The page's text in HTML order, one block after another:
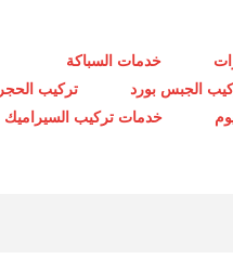
خدمات السباكة
الجبس بورد
تركيب الحجر
خدمات تركيب السيراميك